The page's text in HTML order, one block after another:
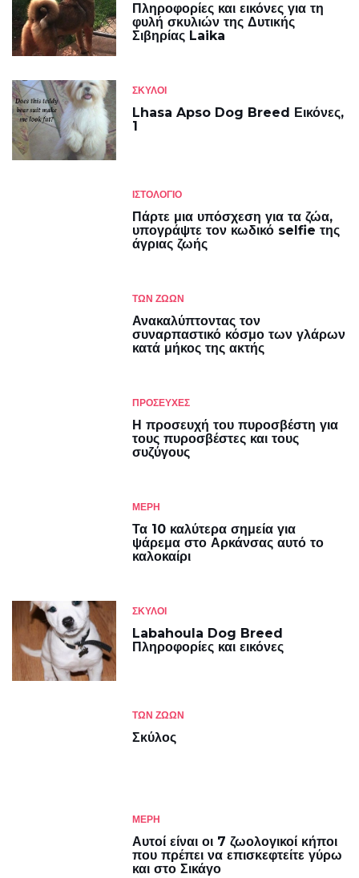
Πληροφορίες και εικόνες για τη
φυλή σκυλιών της Δυτικής
Σιβηρίας Laika
ΣΚΎΛΟΙ
Lhasa Apso Dog Breed Εικόνες,
1
ΙΣΤΟΛΌΓΙΟ
Πάρτε μια υπόσχεση για τα ζώα,
υπογράψτε τον κωδικό selfie της
άγριας ζωής
ΤΩΝ ΖΏΩΝ
Ανακαλύπτοντας τον
συναρπαστικό κόσμο των γλάρων
κατά μήκος της ακτής
ΠΡΟΣΕΥΧΕΣ
Η προσευχή του πυροσβέστη για
τους πυροσβέστες και τους
συζύγους
ΜΈΡΗ
Τα 10 καλύτερα σημεία για
ψάρεμα στο Αρκάνσας αυτό το
καλοκαίρι
ΣΚΎΛΟΙ
Labahoula Dog Breed
Πληροφορίες και εικόνες
ΤΩΝ ΖΏΩΝ
Σκύλος
ΜΈΡΗ
Αυτοί είναι οι 7 ζωολογικοί κήποι
που πρέπει να επισκεφτείτε γύρω
και στο Σικάγο